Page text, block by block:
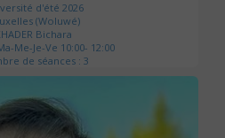
d'été 2026
(Woluwé)
Bichara
Me-Je-Ve 10:00- 12:00
de séances : 3
63 €